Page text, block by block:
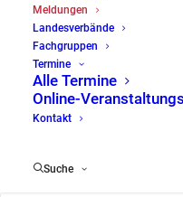
Meldungen
Landesverbände
Fachgruppen
Termine
Alle Termine
Online-
Kontakt
Suche
Gemeinsame
Verbände
Israel sieht sich
Herausforderung für
Verfasstheit seit
Premierminister